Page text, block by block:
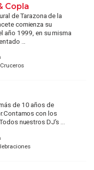
Copla
de Tarazona de la
comienza su
año 1999, en su misma
...
de 10 años de
con los
nuestros DJ’s ...